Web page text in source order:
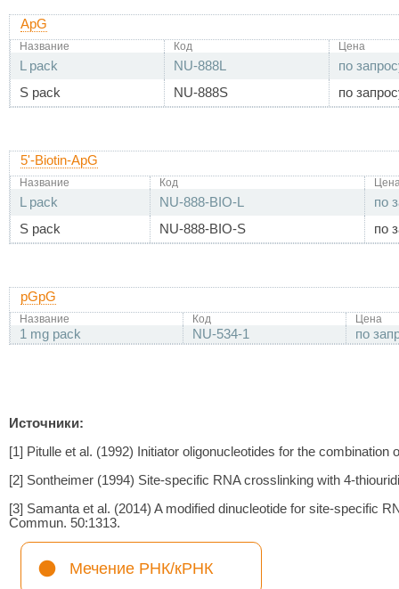
ApG
Название Код Цена
L pack NU-888L
по
S pack
NU-888S по
5'-Biotin-ApG
Название Код
L pack NU-888-BIO-L
по
S pack
NU-888-BIO-S по
pGpG
Название Код Цена
1 mg pack NU-534-1 по
Источники:
[1] Pitulle et al. (1992) Initiator oligonucleotides for the
[2] Sontheimer (1994) Site-specific RNA crosslinking with 4-
[3] Samanta et al. (2014) A modified dinucleotide for site-specific
Commun. 50:1313.
Мечение РНК/кРНК